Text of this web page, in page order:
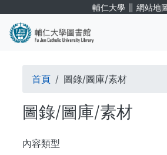
輔仁大學 ∥ 網站地
導
連
結
首頁 圖錄/圖庫/素材
圖錄/圖庫/素材
內容類型